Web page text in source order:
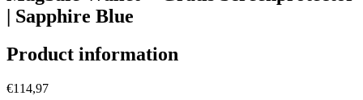
| Sapphire Blue
Product information
€114,97